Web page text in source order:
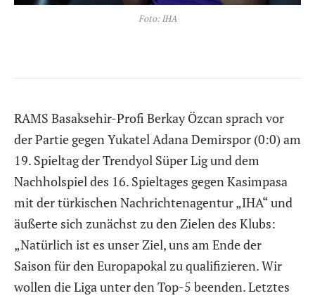
Foto: IHA
RAMS Basaksehir-Profi Berkay Özcan sprach vor
der Partie gegen Yukatel Adana Demirspor (0:0) am
19. Spieltag der Trendyol Süper Lig und dem
Nachholspiel des 16. Spieltages gegen Kasimpasa
mit der türkischen Nachrichtenagentur „IHA“ und
äußerte sich zunächst zu den Zielen des Klubs:
„Natürlich ist es unser Ziel, uns am Ende der
Saison für den Europapokal zu qualifizieren. Wir
wollen die Liga unter den Top-5 beenden. Letztes